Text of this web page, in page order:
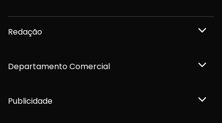
Redação
Departamento Comercial
Publicidade